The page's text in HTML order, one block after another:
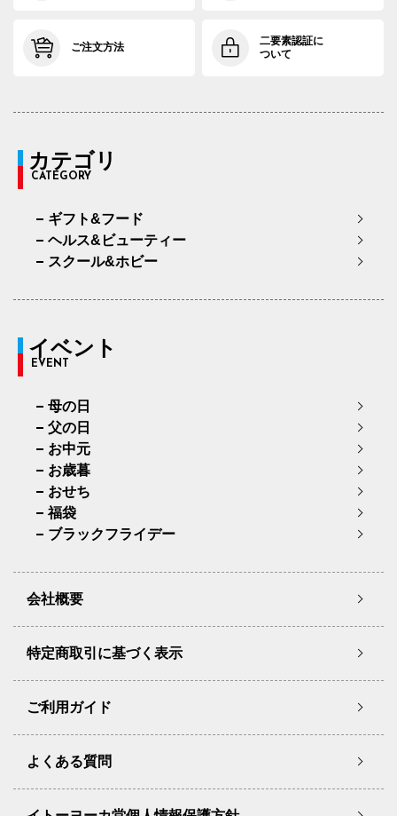
ご注文方法
二要素認証に
ついて
カテゴリ
CATEGORY
ギフト&フード
ヘルス&ビューティー
スクール&ホビー
イベント
EVENT
母の日
父の日
お中元
お歳暮
おせち
福袋
ブラックフライデー
会社概要
特定商取引に基づく表示
ご利用ガイド
よくある質問